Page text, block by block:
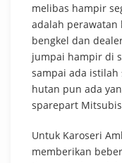
melibas hampir
adalah perawatan
bengkel dan
jumpai hampir di
sampai ada
hutan pun ada
sparepart
Untuk Karoseri
memberikan